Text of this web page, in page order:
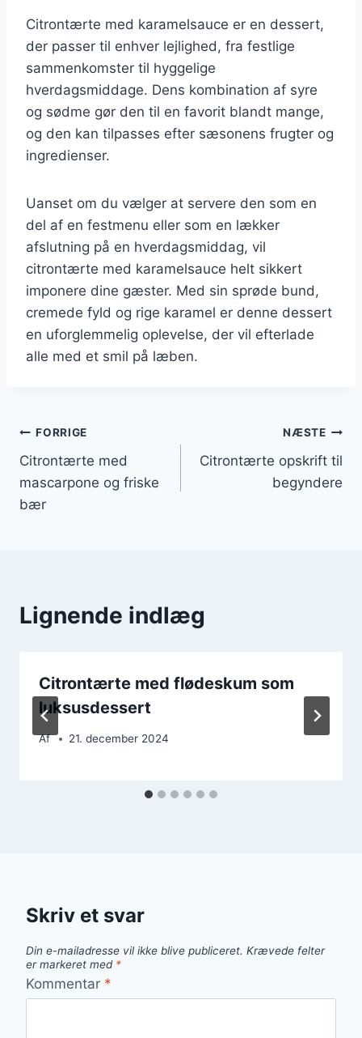
Citrontærte med karamelsauce er en dessert,
der passer til enhver lejlighed, fra festlige
sammenkomster til hyggelige
hverdagsmiddage. Dens kombination af syre
og sødme gør den til en favorit blandt mange,
og den kan tilpasses efter sæsonens frugter og
ingredienser.
Uanset om du vælger at servere den som en
del af en festmenu eller som en lækker
afslutning på en hverdagsmiddag, vil
citrontærte med karamelsauce helt sikkert
imponere dine gæster. Med sin sprøde bund,
cremede fyld og rige karamel er denne dessert
en uforglemmelig oplevelse, der vil efterlade
alle med et smil på læben.
Indlægsnavigation
FORRIGE
Citrontærte med
mascarpone og friske
bær
NÆSTE
Citrontærte opskrift til
begyndere
Lignende indlæg
Citrontærte med flødeskum som
luksusdessert
Af 21. december 2024
Skriv et svar
Din e-mailadresse vil ikke blive publiceret. Krævede felter
er markeret med *
Kommentar *